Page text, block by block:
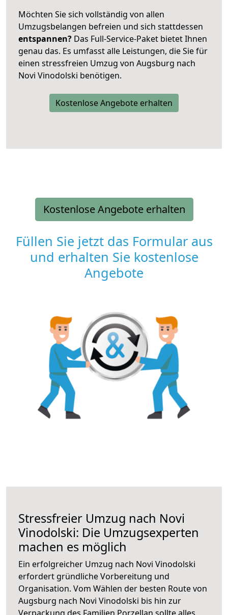
Möchten Sie sich vollständig von allen
Umzugsbelangen befreien und sich stattdessen
entspannen? Das Full-Service-Paket bietet Ihnen
genau das. Es umfasst alle Leistungen, die Sie für
einen stressfreien Umzug von Augsburg nach
Novi Vinodolski benötigen.
Kostenlose Angebote erhalten
Kostenlose Angebote erhalten
Füllen Sie jetzt das Formular aus
und erhalten Sie kostenlose
Angebote
Stressfreier Umzug nach Novi
Vinodolski: Die Umzugsexperten
machen es möglich
Ein erfolgreicher Umzug nach Novi Vinodolski
erfordert gründliche Vorbereitung und
Organisation. Vom Wählen der besten Route von
Augsburg nach Novi Vinodolski bis hin zur